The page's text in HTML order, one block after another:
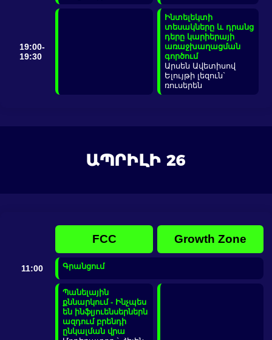
19:00-
19:30
Ինտելեկտի
տեսակները և դրանց
դերը կարիերայի
առաջխաղացման
գործում
Արսեն Ավետիսով
Ելույթի լեզուն`
ռուսերեն
ԱՊՐԻԼԻ 26
FCC Growth Zone
11:00 Գրանցում
Պանելային
քննարկում - Ինչպես
են ինֆլյուենսերներն
ազդում բրենդի
ընկալման վրա